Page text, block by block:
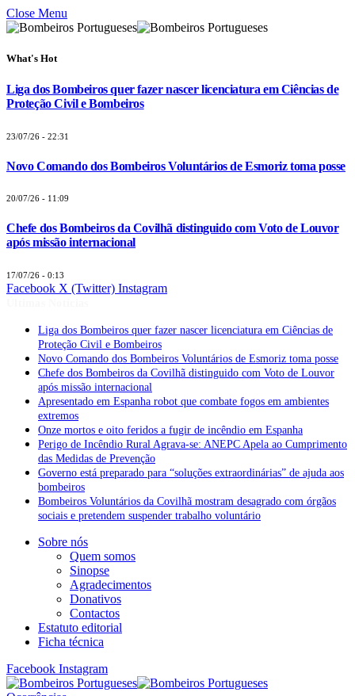
Close Menu
What's Hot
Liga dos Bombeiros quer fazer nascer licenciatura em Ciências de
Proteção Civil e Bombeiros
23/07/26 - 22:31
Novo Comando dos Bombeiros Voluntários de Esmoriz toma posse
20/07/26 - 11:09
Chefe dos Bombeiros da Covilhã distinguido com Voto de Louvor
após missão internacional
17/07/26 - 0:13
Facebook X (Twitter) Instagram
Liga dos Bombeiros quer fazer nascer licenciatura em Ciências de
Proteção Civil e Bombeiros
Novo Comando dos Bombeiros Voluntários de Esmoriz toma posse
Chefe dos Bombeiros da Covilhã distinguido com Voto de Louvor
após missão internacional
Apresentado em Espanha robot que combate fogos em ambientes
extremos
Onze mortos e oito feridos a fugir de incêndio em Espanha
Perigo de Incêndio Rural Agrava-se: ANEPC Apela ao Cumprimento
das Medidas de Prevenção
Governo está preparado para “soluções extraordinárias” de ajuda aos
bombeiros
Bombeiros Voluntários da Covilhã mostram desagrado com órgãos
sociais e pretendem suspender trabalho voluntário
Sobre nós
Quem somos
Sinopse
Agradecimentos
Donativos
Contactos
Estatuto editorial
Ficha técnica
Facebook Instagram